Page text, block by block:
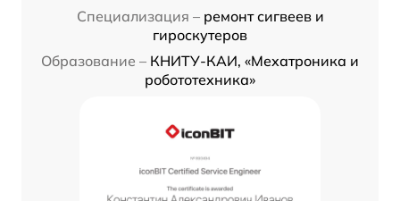
Специализация – ремонт сигвеев и
гироскутеров
Образование – КНИТУ-КАИ, «Мехатроника и
робототехника»